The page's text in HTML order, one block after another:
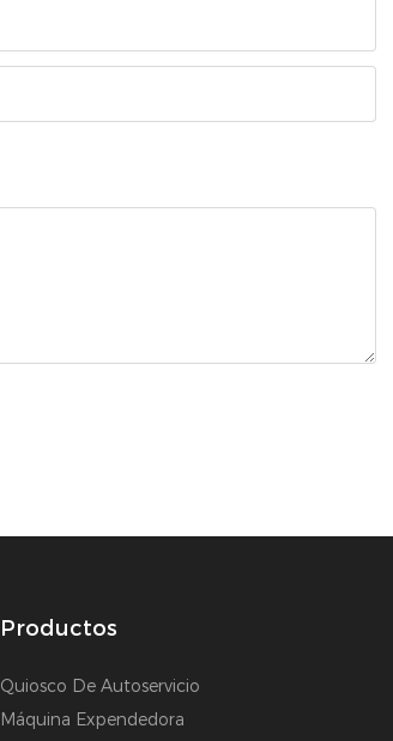
Productos
Quiosco De Autoservicio
Máquina Expendedora